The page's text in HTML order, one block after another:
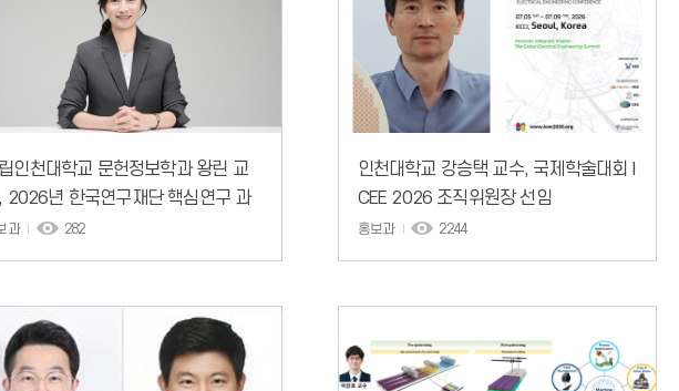
인천대학교 문헌정보학과 왕린 교
2026년 한국연구재단 핵심연구 과
정
과 282
인천대학교 강승택 교수, 국제학술대회 I
CEE 2026 조직위원장 선임
홍보과 2244